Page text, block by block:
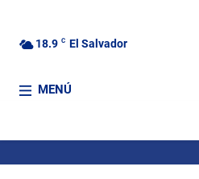
18.9 C El Salvador
MENÚ